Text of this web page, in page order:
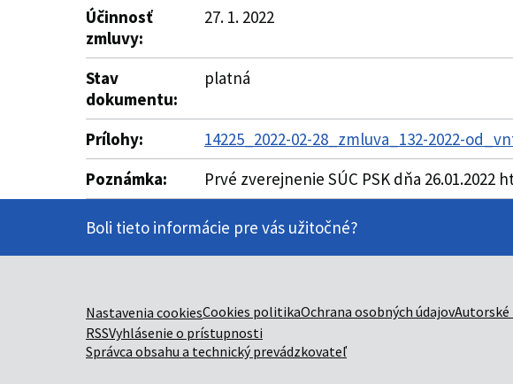
Účinnosť
zmluvy:
27. 1. 2022
Stav
dokumentu:
platná
Prílohy:
14225_2022-02-28_zmluva_132-2022-
Poznámka:
Prvé zverejnenie SÚC PSK dňa
Boli tieto informácie pre vás užitočné?
Nastavenia cookiesCookies politikaOchrana osobných údajov
RSSVyhlásenie o prístupnosti
Správca obsahu a technický prevádzkovateľ